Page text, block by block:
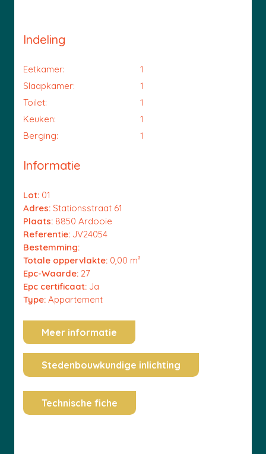
Indeling
Eetkamer:
1
Slaapkamer:
1
Toilet:
1
Keuken:
1
Berging:
1
Informatie
Lot: 01
Adres: Stationsstraat 61
Plaats: 8850 Ardooie
Referentie: JV24054
Bestemming:
Totale oppervlakte: 0,00 m²
Epc-Waarde: 27
Epc certificaat: Ja
Type: Appartement
Meer informatie
Stedenbouwkundige inlichting
Technische fiche